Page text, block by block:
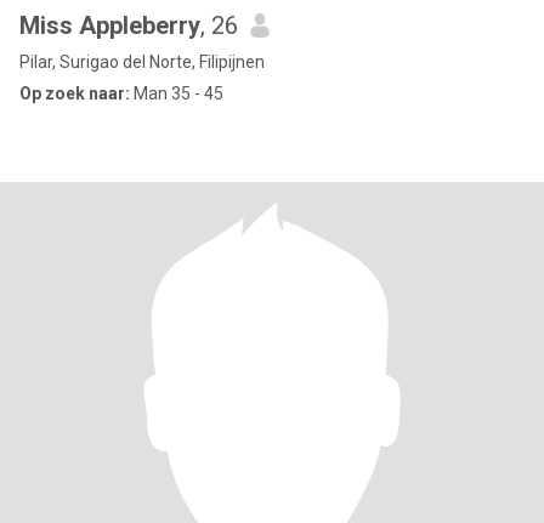
Miss Appleberry, 26
Pilar, Surigao del Norte, Filipijnen
Op zoek naar: Man 35 - 45